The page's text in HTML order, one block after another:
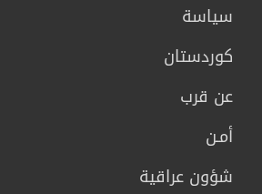
سیاسة
كوردستان
عن قرب
أمـن
شؤون عراقية